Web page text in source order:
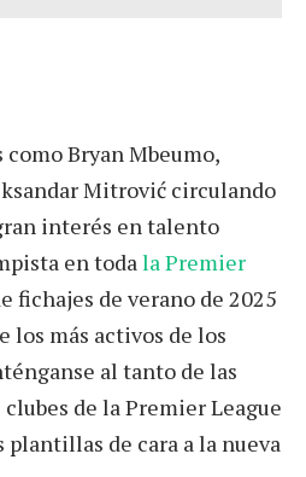
Bryan Mbeumo,
Mitrović circulando
interés en talento
en todala Premier
fichajes de verano de 2025
los más activos de los
al tanto de las
clubes de la Premier League
plantillas de cara a la nueva